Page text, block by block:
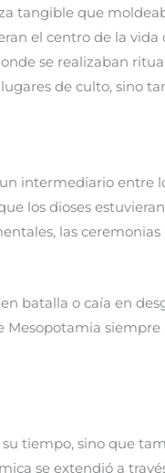
tangible que
el centro de la
se realizaban
de culto, sino
intermediario entre
los dioses estuvieran
las
batalla o caía en
Mesopotamia
tiempo, sino que
se extendió a